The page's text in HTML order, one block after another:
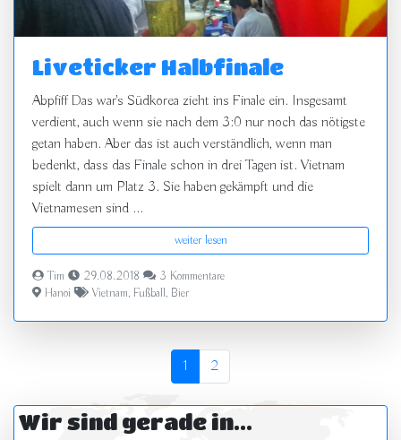
Liveticker Halbfinale
Abpfiff Das war's Südkorea zieht ins Finale ein. Insgesamt
verdient, auch wenn sie nach dem 3:0 nur noch das nötigste
getan haben. Aber das ist auch verständlich, wenn man
bedenkt, dass das Finale schon in drei Tagen ist. Vietnam
spielt dann um Platz 3. Sie haben gekämpft und die
Vietnamesen sind ...
weiter lesen
Tim 29.08.2018
3 Kommentare
Hanoi
Vietnam, Fußball, Bier
1 2
Wir sind gerade in...